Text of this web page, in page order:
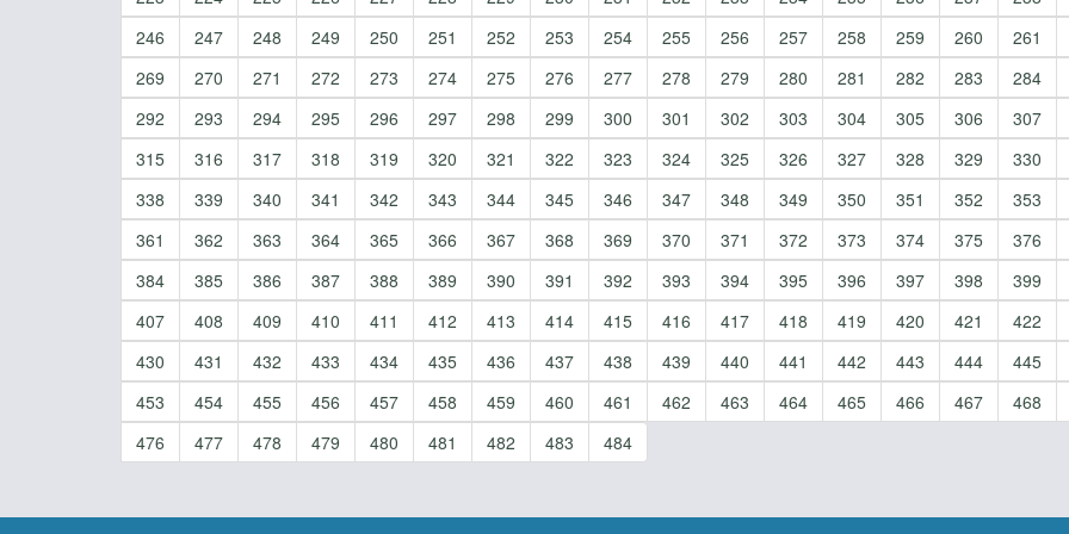
246
247 248 249 250 251 252 253 254 255 256 257 258 259 260
261
269
270 271 272 273 274 275 276 277 278 279 280 281 282 283
284
292
293 294 295 296 297 298 299 300 301 302 303 304 305 306
307
315
316 317 318 319 320 321 322 323 324 325 326 327 328 329
330
338
339 340 341 342 343 344 345 346 347 348 349 350 351 352
353
361
362 363 364 365 366 367 368 369 370 371 372 373 374 375
376
384
385 386 387 388 389 390 391 392 393 394 395 396 397 398
399
407
408 409 410 411 412 413 414 415 416 417 418 419 420 421
422
430
431 432 433 434 435 436 437 438 439 440 441 442 443 444
445
453
454 455 456 457 458 459 460 461 462 463 464 465 466 467
468
476
477 478 479 480 481 482 483 484